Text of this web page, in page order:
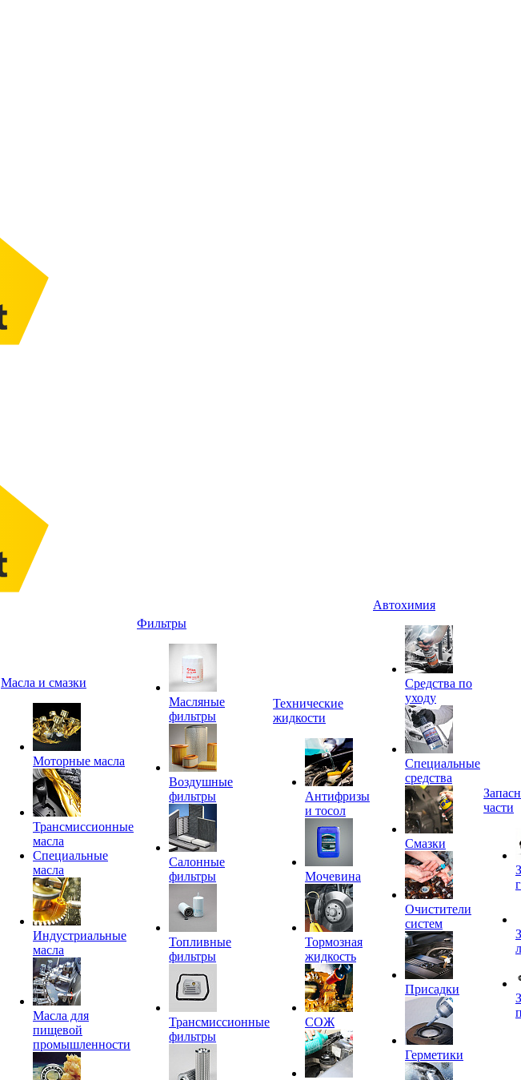
Масла и смазки
Моторные масла
Трансмиссионные
масла
Специальные
масла
Индустриальные
масла
Масла для
пищевой
промышленности
Фильтры
Масляные
фильтры
Воздушные
фильтры
Салонные
фильтры
Топливные
фильтры
Трансмиссионные
фильтры
Технические
жидкости
Антифризы
и тосол
Мочевина
Тормозная
жидкость
СОЖ
Автохимия
Средства по
уходу
Специальные
средства
Смазки
Очистители
систем
Присадки
Герметики
части